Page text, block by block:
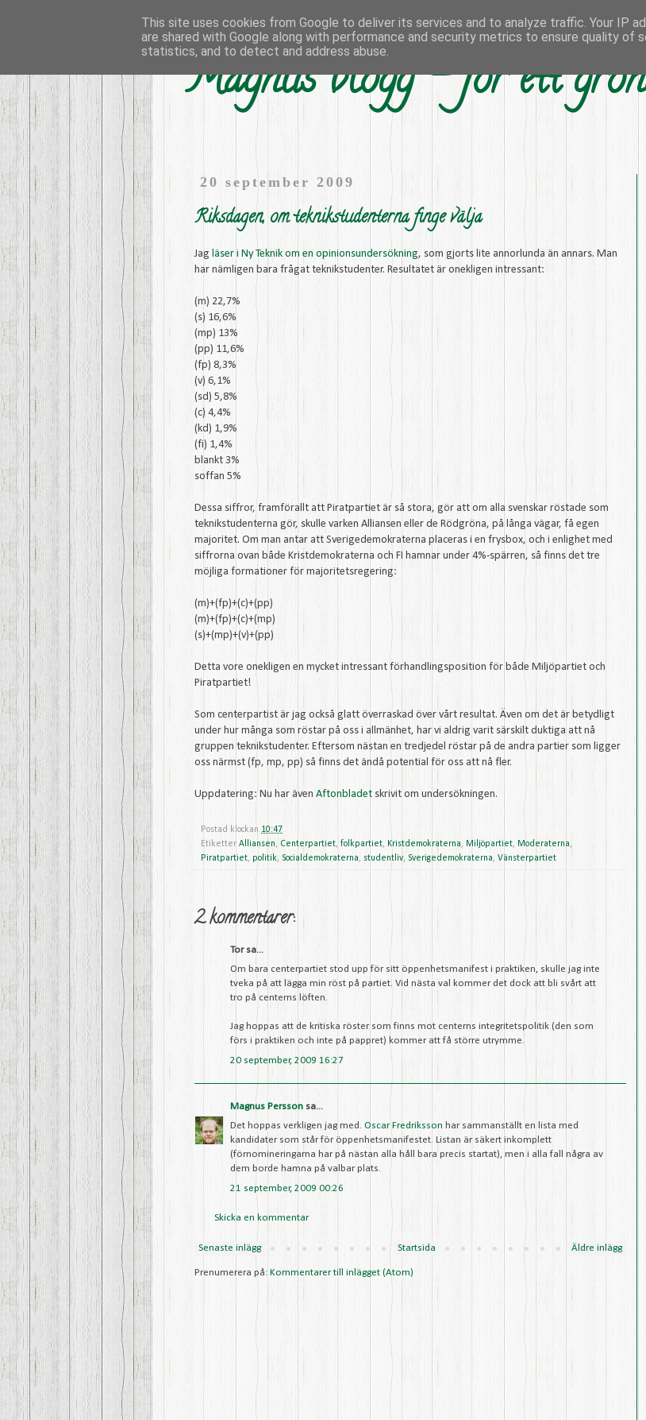
Magnus blogg - för ett
20 september 2009
Riksdagen, om teknikstudenterna finge välja
Jag läser i Ny Teknik om en opinionsundersökning, som gjorts lite annorlunda än annars. Man
har nämligen bara frågat teknikstudenter. Resultatet är onekligen intressant:
(m) 22,7%
(s) 16,6%
(mp) 13%
(pp) 11,6%
(fp) 8,3%
(v) 6,1%
(sd) 5,8%
(c) 4,4%
(kd) 1,9%
(fi) 1,4%
blankt 3%
soffan 5%
Dessa siffror, framförallt att Piratpartiet är så stora, gör att om alla svenskar röstade som
teknikstudenterna gör, skulle varken Alliansen eller de Rödgröna, på långa vägar, få egen
majoritet. Om man antar att Sverigedemokraterna placeras i en frysbox, och i enlighet med
siffrorna ovan både Kristdemokraterna och FI hamnar under 4%-spärren, så finns det tre
möjliga formationer för majoritetsregering:
(m)+(fp)+(c)+(pp)
(m)+(fp)+(c)+(mp)
(s)+(mp)+(v)+(pp)
Detta vore onekligen en mycket intressant förhandlingsposition för både Miljöpartiet och
Piratpartiet!
Som centerpartist är jag också glatt överraskad över vårt resultat. Även om det är betydligt
under hur många som röstar på oss i allmänhet, har vi aldrig varit särskilt duktiga att nå
gruppen teknikstudenter. Eftersom nästan en tredjedel röstar på de andra partier som ligger
oss närmst (fp, mp, pp) så finns det ändå potential för oss att nå fler.
Uppdatering: Nu har även Aftonbladet skrivit om undersökningen.
Postad klockan 10:47
Etiketter Alliansen, Centerpartiet, folkpartiet, Kristdemokraterna, Miljöpartiet, Moderaterna,
Piratpartiet, politik, Socialdemokraterna, studentliv, Sverigedemokraterna, Vänsterpartiet
2 kommentarer:
Tor sa...
Om bara centerpartiet stod upp för sitt öppenhetsmanifest i praktiken, skulle jag inte
tveka på att lägga min röst på partiet. Vid nästa val kommer det dock att bli svårt att
tro på centerns löften.
Jag hoppas att de kritiska röster som finns mot centerns integritetspolitik (den som
förs i praktiken och inte på pappret) kommer att få större utrymme.
20 september, 2009 16:27
Magnus Persson sa...
Det hoppas verkligen jag med. Oscar Fredriksson har sammanställt en lista med
kandidater som står för öppenhetsmanifestet. Listan är säkert inkomplett
(förnomineringarna har på nästan alla håll bara precis startat), men i alla fall några av
dem borde hamna på valbar plats.
21 september, 2009 00:26
Skicka en kommentar
Senaste inlägg Äldre inlägg
Startsida
Prenumerera på: Kommentarer till inlägget (Atom)
This site uses cookies from Google to deliver its services and to analyze traffic. Your IP
are shared with Google along with performance and security metrics to ensure quality of
statistics, and to detect and address abuse.